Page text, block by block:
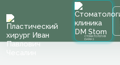
СТОМАТОЛОГИЯ
DAMAS